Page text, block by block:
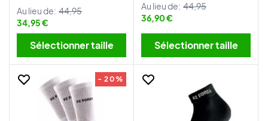
Au lieu de: 44,95
34,95 €
Sélectionner taille
Au lieu de: 44,95
36,90 €
Sélectionner taille
- 20%